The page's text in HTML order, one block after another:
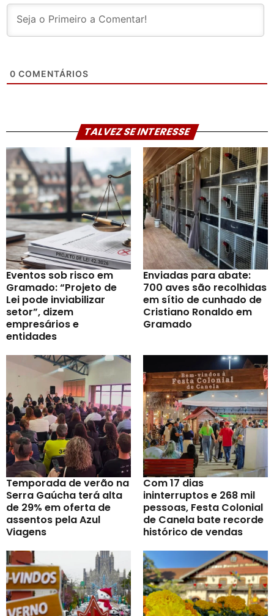
0 COMENTÁRIOS
TALVEZ SE INTERESSE
Eventos sob risco em
Gramado: “Projeto de
Lei pode inviabilizar
setor”, dizem
empresários e
entidades
Enviadas para abate:
700 aves são recolhidas
em sítio de cunhado de
Cristiano Ronaldo em
Gramado
Temporada de verão na
Serra Gaúcha terá alta
de 29% em oferta de
assentos pela Azul
Viagens
Com 17 dias
ininterruptos e 268 mil
pessoas, Festa Colonial
de Canela bate recorde
histórico de vendas